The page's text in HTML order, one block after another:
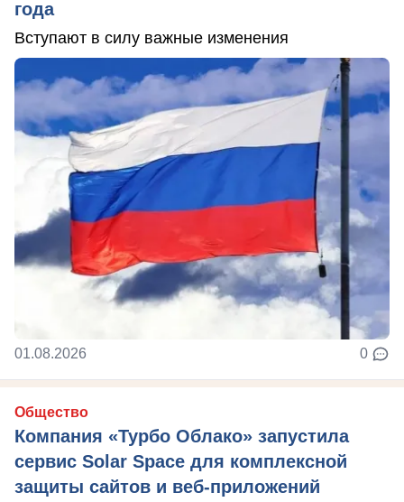
года
Вступают в силу важные изменения
01.08.2026 0
Общество
Компания «Турбо Облако» запустила
сервис Solar Space для комплексной
защиты сайтов и веб-приложений